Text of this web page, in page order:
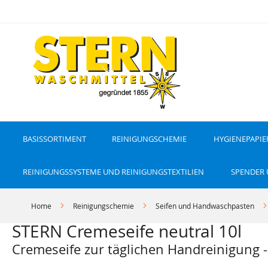
u
m
BASISSORTIMENT REINIGUNGSCHEMIE
REINIGUNGSSYSTEME UND REINIGUNGSTEXTILIEN
Home Reinigungschemie Seifen und Handwaschpasten
STERN Cremeseife neutral 10l
Cremeseife zur täglichen